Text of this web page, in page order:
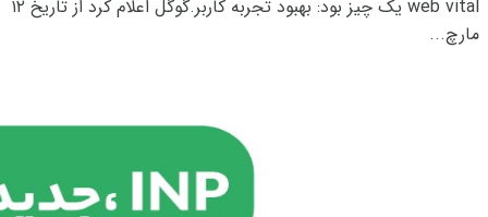
web vital یک چیز بود: بهبود تجربه کاربر.گوگل اعلام کرد از تاریخ ۱۲
مارچ...